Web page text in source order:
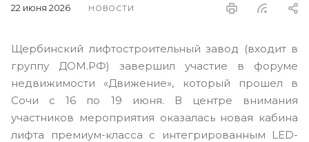
22 июня 2026 НОВОСТИ
Щербинский лифтостроительный завод (входит в
группу ДОМ.РФ) завершил участие в форуме
недвижимости «Движение», который прошел в
Сочи с 16 по 19 июня. В центре внимания
участников мероприятия оказалась новая кабина
лифта премиум-класса с интегрированным LED-